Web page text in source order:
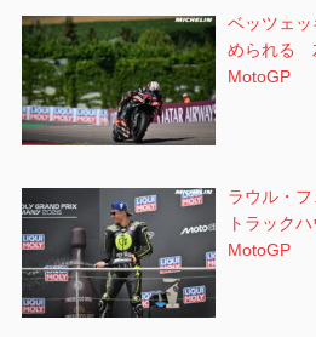
ベッツェ
められる
MotoGP
ラウル・
トラック
MotoGP